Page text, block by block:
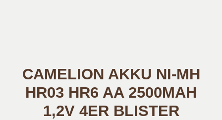
CAMELION AKKU NI-MH
HR03 HR6 AA 2500MAH
1,2V 4ER BLISTER